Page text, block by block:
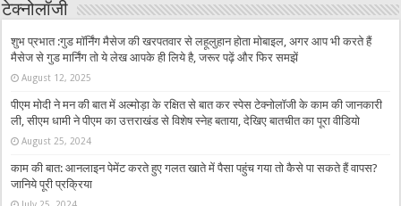
टेक्नोलॉजी
शुभ प्रभात :गुड मॉर्निंग मैसेज की खरपतवार से लहूलुहान होता मोबाइल, अगर आप भी करते हैं
मैसेज से गुड मार्निंग तो ये लेख आपके ही लिये है, जरूर पढ़ें और फिर समझें
August 12, 2025
पीएम मोदी ने मन की बात में अल्मोड़ा के रक्षित से बात कर स्पेस टेक्नोलॉजी के काम की जानकारी
ली, सीएम धामी ने पीएम का उत्तराखंड से विशेष स्नेह बताया, देखिए बातचीत का पूरा वीडियो
August 25, 2024
काम की बात: आनलाइन पेमेंट करते हुए गलत खाते में पैसा पहुंच गया तो कैसे पा सकते हैं वापस?
जानिये पूरी प्रक्रिया